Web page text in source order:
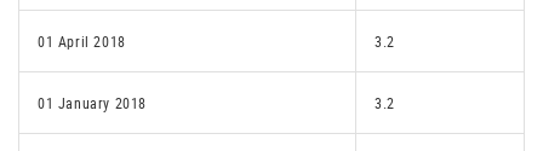
01 April 2018 3.2
01 January 2018 3.2